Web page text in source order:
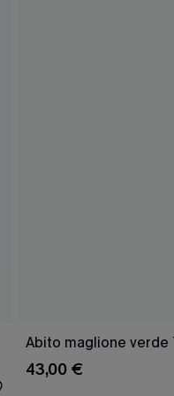
Abito maglione verde
43,00 €
di coinvolgimento,